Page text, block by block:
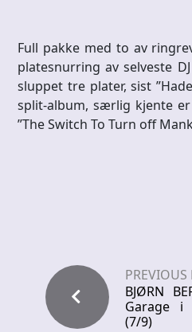
Full pakke med to av
platesnurring av selveste
sluppet tre plater, sist
split-album, særlig kjente er
”The Switch To Turn off
PREVIOUS
BJØRN
Garage i
(7/9)